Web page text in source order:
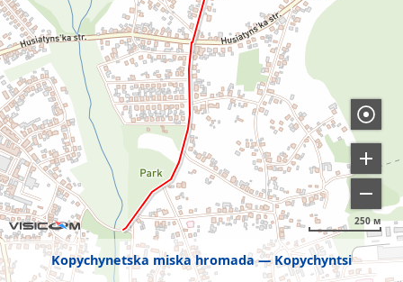
Kopychynetska miska hromada Kopychyntsi
250 м